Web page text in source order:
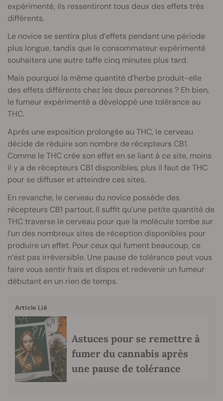
expérimenté, ils ressentiront tous deux des effets très
différents.
Le novice se sentira plus d’effets pendant une période
plus longue, tandis que le consommateur expérimenté
souhaitera une autre taffe cinq minutes plus tard.
Mais pourquoi la même quantité d’herbe produit-elle
des effets différents chez les deux personnes ? Eh bien,
le fumeur expérimenté a développé une tolérance au
THC.
Après une exposition prolongée au THC, le cerveau
décide de réduire son nombre de récepteurs CB1.
Comme le THC crée son effet en se liant à ce site, moins
il y a de récepteurs CB1 disponibles, plus il faut de THC
pour se diffuser et atteindre ces sites.
En revanche, le cerveau du novice possède des
récepteurs CB1 partout. Il suffit qu’une petite quantité de
THC traverse le cerveau pour que la molécule tombe sur
l’un des nombreux sites de réception disponibles pour
produire un effet. Pour ceux qui fument beaucoup, ce
n’est pas irréversible. Une pause de tolérance peut vous
faire vous sentir frais et dispos et redevenir un fumeur
débutant en un rien de temps.
Article Lié
Astuces pour se remettre à
fumer du cannabis après
une pause de tolérance